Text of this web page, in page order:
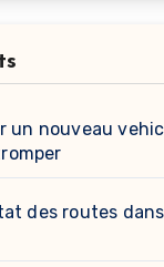
un nouveau
des routes